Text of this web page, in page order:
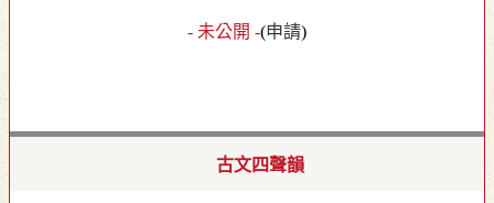
- 未公開 -(申請)
古文四聲韻